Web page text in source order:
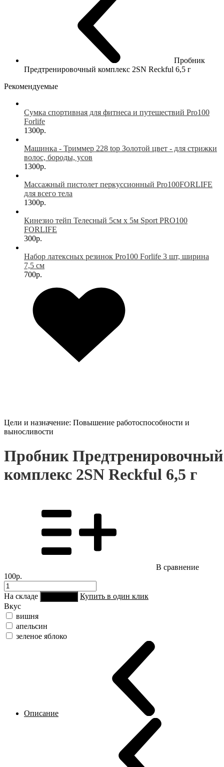
Пробник
Предтренировочный комплекс 2SN Reckful 6,5 г
Рекомендуемые
Сумка спортивная для фитнеса и путешествий Pro100
Forlife
1300р.
Машинка - Триммер 228 top Золотой цвет - для стрижки
волос, бороды, усов
1300р.
Массажный пистолет перкуссионный Pro100FORLIFE
для всего тела
1300р.
Кинезио тейп Телесный 5см х 5м Sport PRO100
FORLIFE
300р.
Набор латексных резинок Pro100 Forlife 3 шт, ширина
7,5 см
700р.
Цели и назначение: Повышение работоспособности и
выносливости
Пробник Предтренировочный
комплекс 2SN Reckful 6,5 г
В сравнение
100р.
На складе
Купить в один клик
Вкус
вишня
апельсин
зеленое яблоко
Описание